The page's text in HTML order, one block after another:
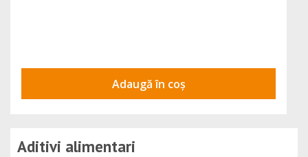
Adaugă în coș
Aditivi alimentari